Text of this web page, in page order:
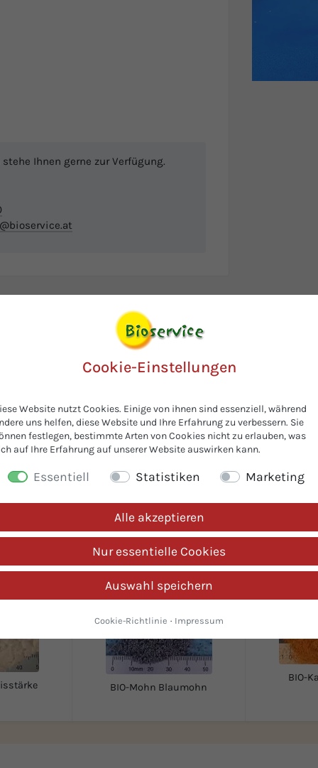
stehe Ihnen gerne zur Verfügung.
interessierten sich auch
BIO-Mohn Blaumohn
BIO-
Cookie-Einstellungen
Website nutzt Cookies. Einige von ihnen sind essenziell, während
uns helfen, diese Website und Ihre Erfahrung zu verbessern. Sie
festlegen, bestimmte Arten von Cookies nicht zu erlauben, was
auf Ihre Erfahrung auf unserer Website auswirken kann.
Essentiell Statistiken Marketing
Alle akzeptieren
Nur essentielle Cookies
Auswahl speichern
Cookie-Richtlinie · Impressum